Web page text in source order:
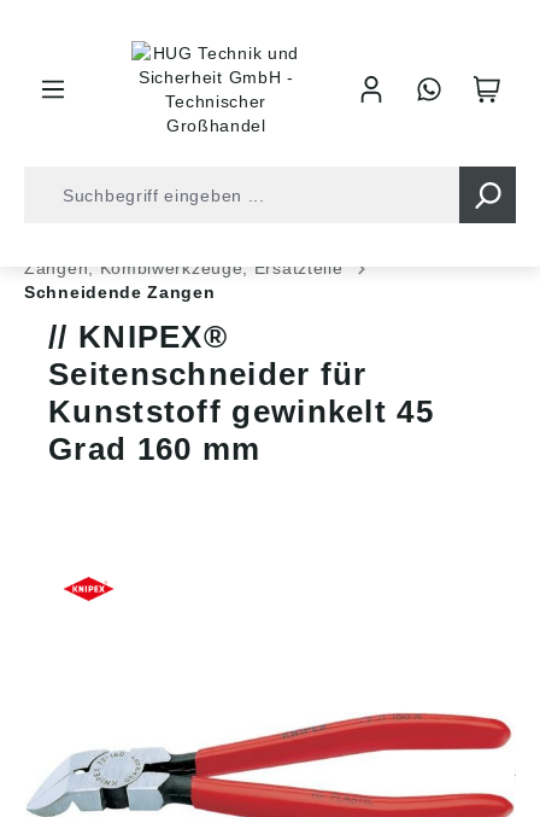
Zangen, Kombiwerkzeuge, Ersatzteile
Schneidende Zangen
KNIPEX®
Seitenschneider für
Kunststoff gewinkelt 45
Grad 160 mm